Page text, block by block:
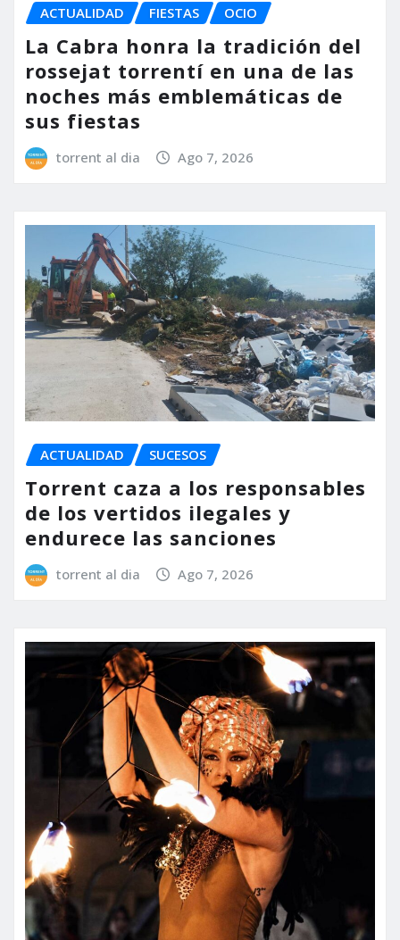
ACTUALIDAD FIESTAS OCIO
La Cabra honra la tradición del
rossejat torrentí en una de las
noches más emblemáticas de
sus fiestas
torrent al dia Ago 7, 2026
ACTUALIDAD SUCESOS
Torrent caza a los responsables
de los vertidos ilegales y
endurece las sanciones
torrent al dia Ago 7, 2026